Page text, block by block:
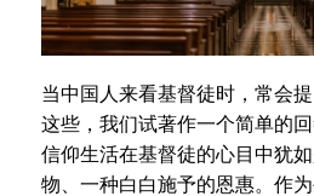
当中国人来看基督徒时，常会
这些，我们试著作一个简单的
信仰生活在基督徒的心目中犹
物、一种白白施予的恩惠。作